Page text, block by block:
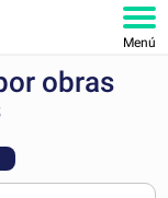
Menú
obras